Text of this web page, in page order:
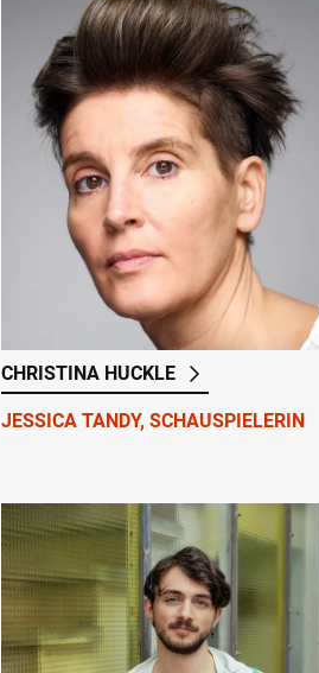
CHRISTINA HUCKLE
JESSICA TANDY, SCHAUSPIELERIN